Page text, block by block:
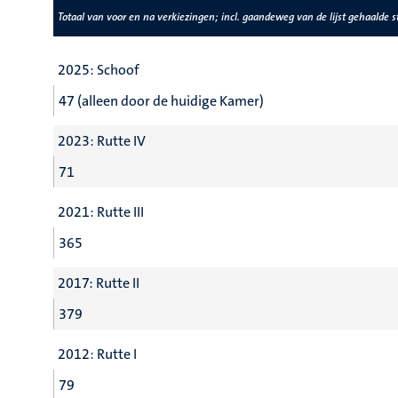
Totaal van voor en na verkiezingen; incl. gaandeweg van de lijst gehaalde
2025: Schoof
47 (alleen door de huidige Kamer)
2023: Rutte IV
71
2021: Rutte III
365
2017: Rutte II
379
2012: Rutte I
79